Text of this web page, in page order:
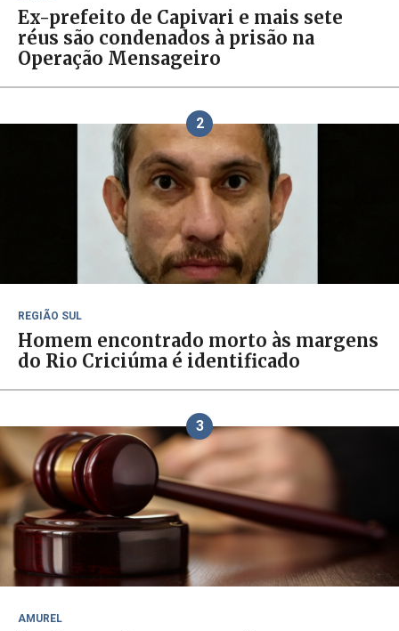
Ex-prefeito de Capivari e mais sete
réus são condenados à prisão na
Operação Mensageiro
2
REGIÃO SUL
Homem encontrado morto às margens
do Rio Criciúma é identificado
3
AMUREL